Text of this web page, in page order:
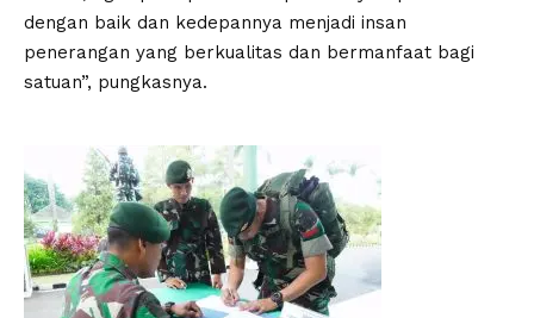
dengan baik dan kedepannya menjadi insan
penerangan yang berkualitas dan bermanfaat bagi
satuan”, pungkasnya.